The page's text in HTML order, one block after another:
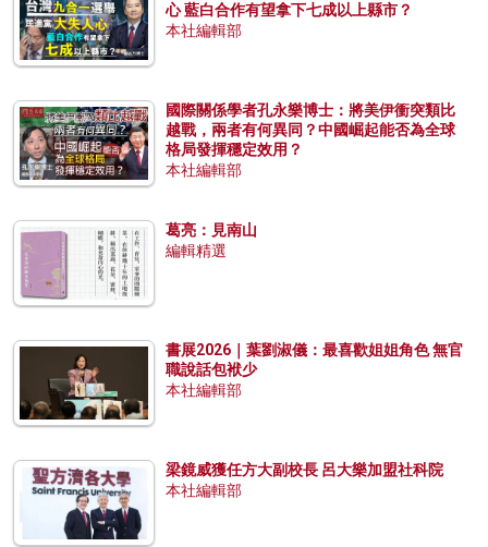
心 藍白合作有望拿下七成以上縣市？
本社編輯部
國際關係學者孔永樂博士：將美伊衝突類比
越戰，兩者有何異同？中國崛起能否為全球
格局發揮穩定效用？
本社編輯部
葛亮：見南山
編輯精選
書展2026｜葉劉淑儀：最喜歡姐姐角色 無官
職說話包袱少
本社編輯部
梁鏡威獲任方大副校長 呂大樂加盟社科院
本社編輯部